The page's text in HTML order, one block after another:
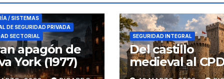
/ SISTEMAS
DE SEGURIDAD PRIVADA
SECTORIAL
apagón de
York (1977)
SEGURIDAD INTEGRAL
Del castillo
medieval al
seguridad por